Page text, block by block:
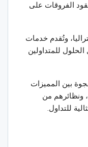
الفروقات على
بأستراليا، وتُقدم خدمات
للمتداولين
بين المميزات
ونظائرهم من
للتداول.